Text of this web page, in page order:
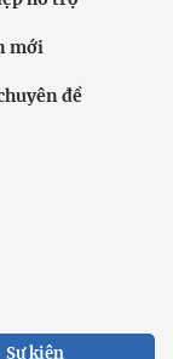
mới
đề
Sự kiện